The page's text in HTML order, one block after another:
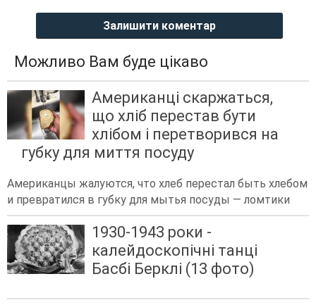
Залишити коментар
Можливо Вам буде цікаво
Американці скаржаться,
що хліб перестав бути
хлібом і перетворився на
губку для миття посуду
Американцы жалуются, что хлеб перестал быть хлебом
и превратился в губку для мытья посуды — ломтики
1930-1943 роки -
калейдоскопічні танці
Басбі Берклі (13 фото)